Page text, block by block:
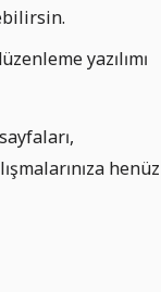
yazılımı
henüz